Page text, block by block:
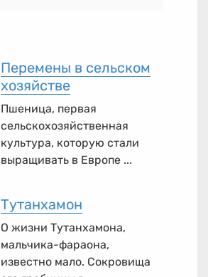
Перемены в сельском
хозяйстве
Пшеница, первая
сельскохозяйственная
культура, которую стали
выращивать в Европе ...
Тутанхамон
О жизни Тутанхамона,
мальчика-фараона,
известно мало. Сокровища